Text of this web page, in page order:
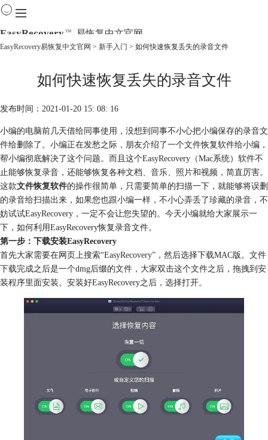
EasyRecovery TM 易恢复中文官网
购买
线下数据恢复
EasyRecovery易恢复中文官网 > 新手入门 > 如何快速恢复丢失的录音文件
如何快速恢复丢失的录音文件
发布时间：2021-01-20 15: 08: 16
小编的电脑前几天借给同事使用，没想到同事不小心把小编保存的录音文
件给删除了。小编正在发愁之际，朋友介绍了一个文件恢复软件给小编，
帮小编彻底解决了这个问题。而且这个EasyRecovery（Mac系统）软件不
止能够恢复录音，还能够恢复各种文档、音乐、照片和视频，简直厉害。
这款文件恢复软件的操作很简单，只需要简单的扫描一下，就能够将误删
的录音给扫描出来，如果您也跟小编一样，不小心弄丢了珍藏的录音，不
妨试试EasyRecovery，一定不会让您失望的。今天小编就给大家展示一
下，如何利用EasyRecovery恢复录音文件。
第一步：下载安装EasyRecovery
首先大家需要在网页上搜索“EasyRecovery”，然后选择下载MAC版。文件
下载完成之后是一个dmg后缀的文件，大家双击这个文件之后，拖拽到安
装程序里面安装。安装好EasyRecovery之后，选择打开。